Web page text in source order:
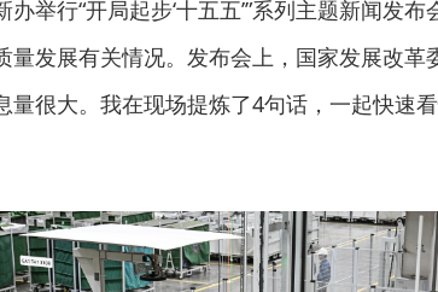
办举行“开局起步‘十五五’”系列主题新闻发布
量发展有关情况。发布会上，国家发展改革
量很大。我在现场提炼了4句话，一起快速